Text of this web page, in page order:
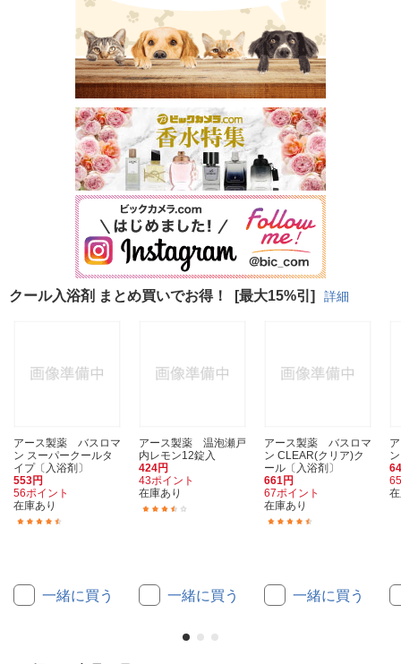
クール入浴剤 まとめ買いでお得！ [最大15%引] 詳細
アース製薬 バスロマ
ン スーパークールタ
イプ〔入浴剤〕
553円
56ポイント
在庫あり
一緒に買う
アース製薬 温泡瀬戸
内レモン12錠入
424円
43ポイント
在庫あり
一緒に買う
アース製薬 バスロマ
ン CLEAR(クリア)ク
ール〔入浴剤〕
661円
67ポイント
在庫あり
一緒に買う